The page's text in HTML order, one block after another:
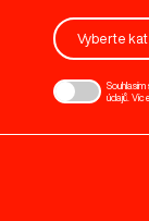
Vyberte
údajů. Více